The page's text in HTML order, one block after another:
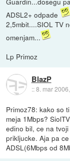
ADSL2+ odpade
2,5mbit....SIOL TV
omenjam...
Lp Primoz
BlazP
::8. mar
Primoz78: kako so
meja 1Mbps?
edino bil, ce na
prikljucke. Aja pa
ADSL(6Mbps od